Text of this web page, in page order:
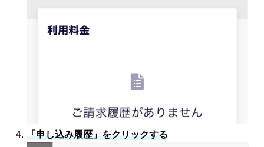
「申し込み履歴」をクリックする